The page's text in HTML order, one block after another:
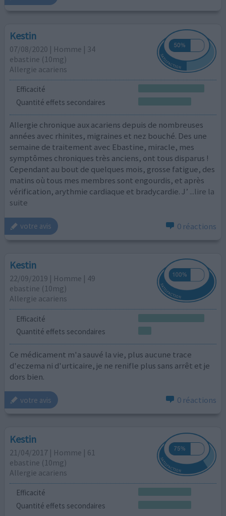
Kestin
07/08/2020 | Homme | 34
ebastine (10mg)
Allergie acariens
Efficacité
Quantité effets secondaires
Allergie chronique aux acariens depuis de nombreuses
années avec rhinites, migraines et nez bouché. Des une
semaine de traitement avec Ebastine, miracle, mes
symptômes chroniques très anciens, ont tous disparus !
Cependant au bout de quelques mois, grosse fatigue, des
matins où tous mes membres sont engourdis, et après
vérification, arythmie cardiaque et bradycardie. J’ ...lire la
suite
votre avis 0 réactions
Kestin
22/09/2019 | Homme | 49
ebastine (10mg)
Allergie acariens
Efficacité
Quantité effets secondaires
Ce médicament m'a sauvé la vie, plus aucune trace
d'eczema ni d'urticaire, je ne renifle plus sans arrêt et je
dors bien.
votre avis 0 réactions
Kestin
21/04/2017 | Homme | 61
ebastine (10mg)
Allergie acariens
Efficacité
Quantité effets secondaires